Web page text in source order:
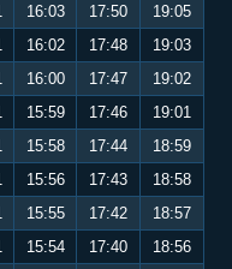
16:03 17:50
19:05
16:02 17:48
19:03
16:00 17:47
19:02
15:59 17:46
19:01
15:58 17:44
18:59
15:56 17:43
18:58
15:55 17:42
18:57
15:54 17:40
18:56